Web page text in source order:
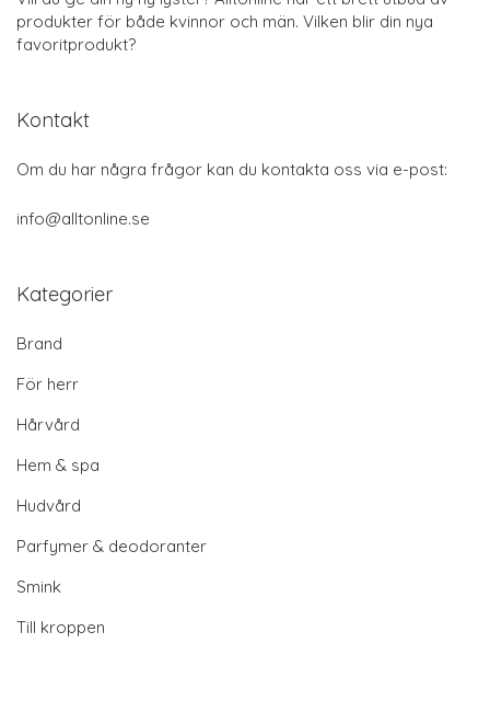
produkter för både kvinnor och män. Vilken blir din nya
favoritprodukt?
Kontakt
Om du har några frågor kan du kontakta oss via e-post:
info@alltonline.se
Kategorier
Brand
För herr
Hårvård
Hem & spa
Hudvård
Parfymer & deodoranter
Smink
Till kroppen